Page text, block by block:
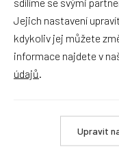
Váš
naše
Jejich nastavení
kdykoliv jej můžete
informace najdete v
údajů
Upravit